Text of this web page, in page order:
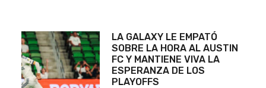
LA GALAXY LE EMPATÓ
SOBRE LA HORA AL AUSTIN
FC Y MANTIENE VIVA LA
ESPERANZA DE LOS
PLAYOFFS